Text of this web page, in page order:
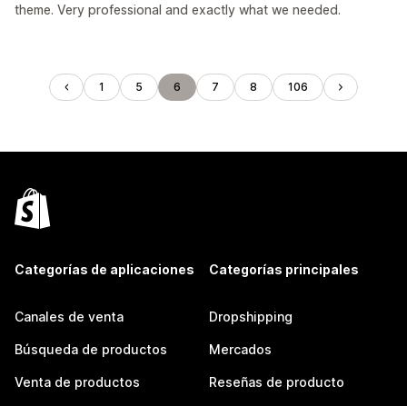
theme. Very professional and exactly what we needed.
1 5 6 7 8 106
Categorías de aplicaciones
Canales de venta
Búsqueda de productos
Venta de productos
Categorías principales
Dropshipping
Mercados
Reseñas de producto